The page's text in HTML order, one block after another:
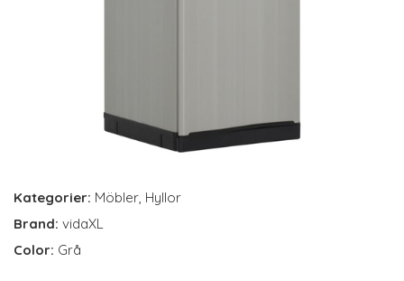
Kategorier: Möbler, Hyllor
Brand: vidaXL
Color: Grå